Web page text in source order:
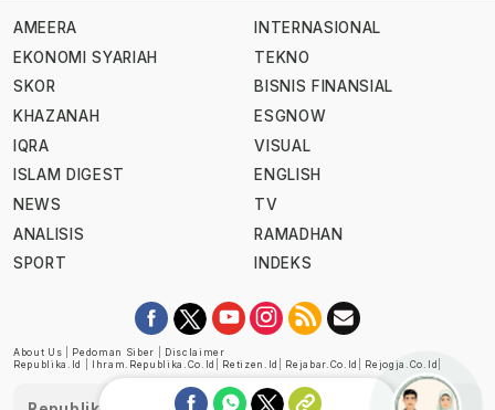
AMEERA
EKONOMI SYARIAH
SKOR
KHAZANAH
IQRA
ISLAM DIGEST
NEWS
ANALISIS
SPORT
INTERNASIONAL
TEKNO
BISNIS FINANSIAL
ESGNOW
VISUAL
ENGLISH
TV
RAMADHAN
INDEKS
About Us Pedoman Siber
Disclaimer
Republika.id
Ihram.republika.co.id Retizen.id Rejabar.co.id Rejogja.co.id